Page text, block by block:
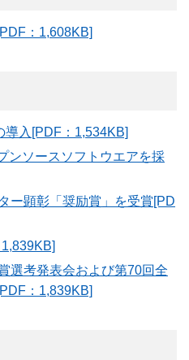
：1,608KB]
導入[PDF：1,534KB]
ンソースソフトウエアを採
ー顕彰「奨励賞」を受賞[PD
選考発表会および第70回全
：1,839KB]